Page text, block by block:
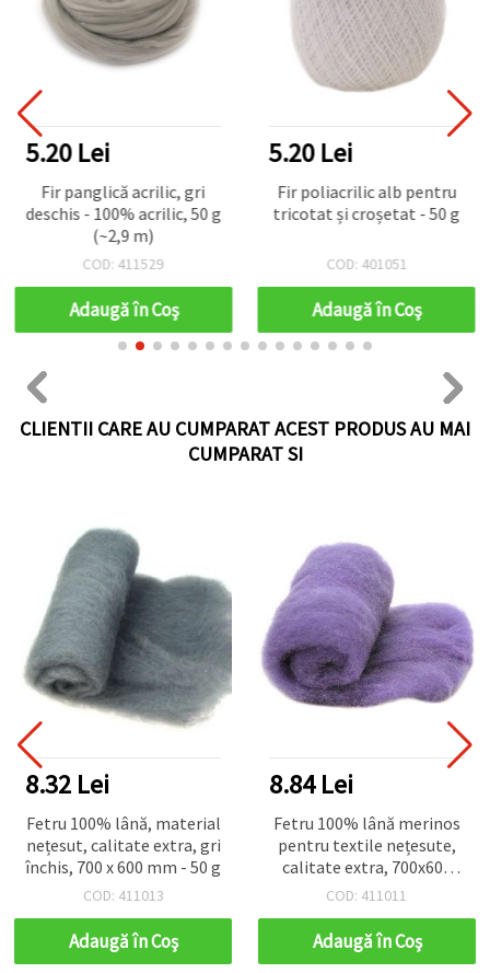
5.20 Lei
Fir panglică acrilic, gri
deschis - 100% acrilic, 50 g
(~2,9 m)
COD: 411529
Adaugă în Coş
5.20 Lei
Fir poliacrilic alb pentru
tricotat și croșetat - 50 g
COD: 401051
Adaugă în Coş
CLIENTII CARE AU CUMPARAT ACEST PRODUS AU MAI
CUMPARAT SI
8.32 Lei
Fetru 100% lână, material
nețesut, calitate extra, gri
închis, 700 x 600 mm - 50 g
COD: 411013
Adaugă în Coş
8.84 Lei
Fetru 100% lână merinos
pentru textile nețesute,
calitate extra, 700x600
mm, mov - 50 g
COD: 411011
Adaugă în Coş